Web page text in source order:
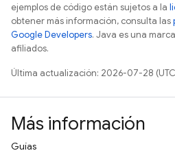
ejemplos de código están sujetos a la
obtener más información, consulta las
Google Developers. Java es una
afiliados.
Última actualización: 2026-07-28
Más información
Guías